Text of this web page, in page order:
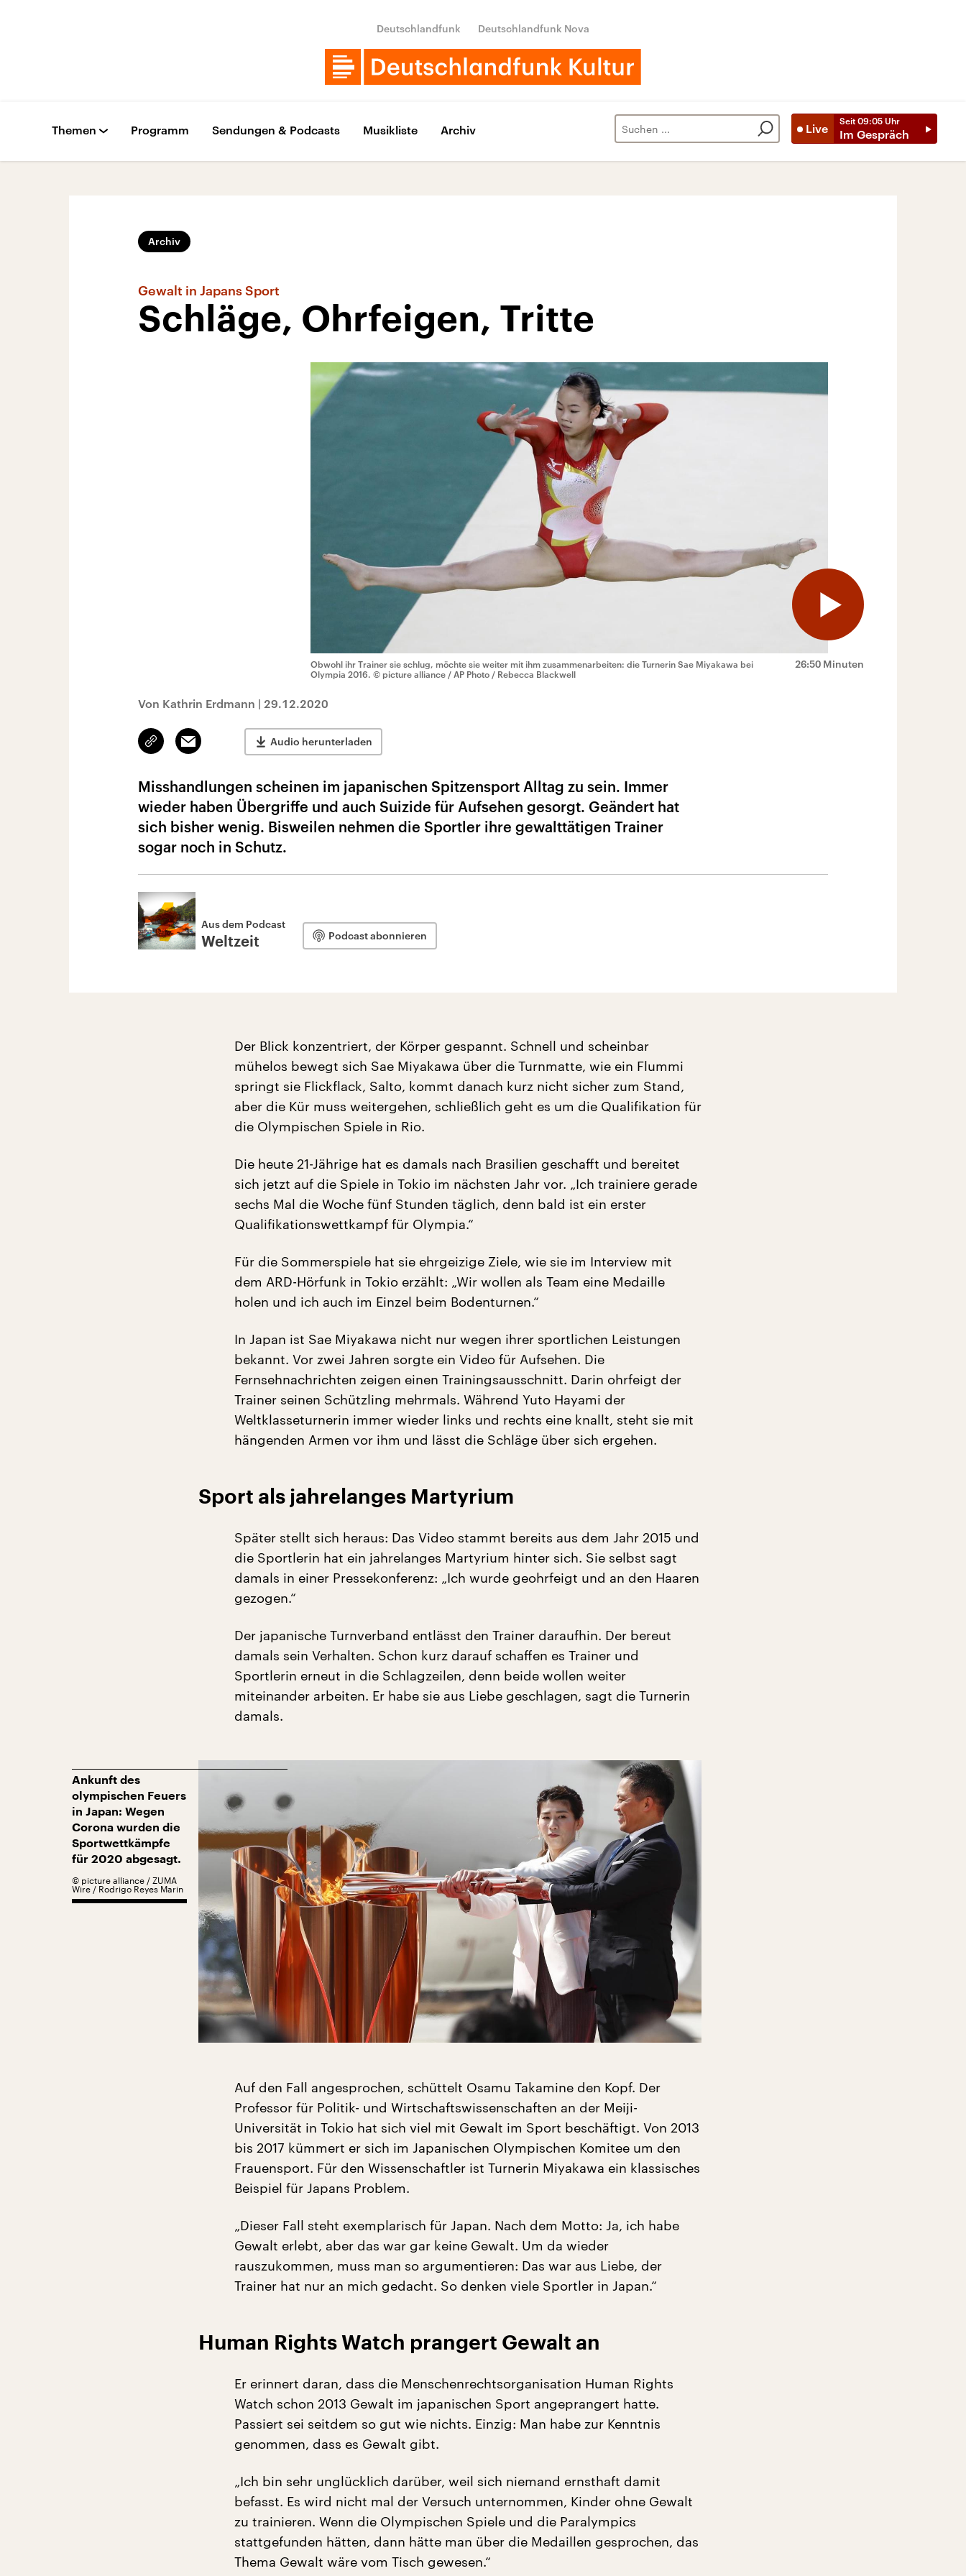
Deutschlandfunk Deutschlandfunk Nova
Live
Seit 09:05 Uhr
Im Gespräch
Themen Programm Sendungen & Podcasts Musikliste Archiv
Archiv
Gewalt in Japans Sport
Schläge, Ohrfeigen, Tritte
26:50 Minuten
Obwohl ihr Trainer sie schlug, möchte sie weiter mit ihm zusammenarbeiten: die Turnerin Sae Miyakawa bei
Olympia 2016. © picture alliance / AP Photo / Rebecca Blackwell
Von Kathrin Erdmann | 29.12.2020
Link
kopieren/teilen
Email Audio herunterladen
Misshandlungen scheinen im japanischen Spitzensport Alltag zu sein. Immer
wieder haben Übergriffe und auch Suizide für Aufsehen gesorgt. Geändert hat
sich bisher wenig. Bisweilen nehmen die Sportler ihre gewalttätigen Trainer
sogar noch in Schutz.
Aus dem Podcast
Weltzeit Podcast abonnieren
Der Blick konzentriert, der Körper gespannt. Schnell und scheinbar
mühelos bewegt sich Sae Miyakawa über die Turnmatte, wie ein Flummi
springt sie Flickflack, Salto, kommt danach kurz nicht sicher zum Stand,
aber die Kür muss weitergehen, schließlich geht es um die Qualifikation für
die Olympischen Spiele in Rio.
Die heute 21-Jährige hat es damals nach Brasilien geschafft und bereitet
sich jetzt auf die Spiele in Tokio im nächsten Jahr vor. „Ich trainiere gerade
sechs Mal die Woche fünf Stunden täglich, denn bald ist ein erster
Qualifikationswettkampf für Olympia.“
Für die Sommerspiele hat sie ehrgeizige Ziele, wie sie im Interview mit
dem ARD-Hörfunk in Tokio erzählt: „Wir wollen als Team eine Medaille
holen und ich auch im Einzel beim Bodenturnen.“
In Japan ist Sae Miyakawa nicht nur wegen ihrer sportlichen Leistungen
bekannt. Vor zwei Jahren sorgte ein Video für Aufsehen. Die
Fernsehnachrichten zeigen einen Trainingsausschnitt. Darin ohrfeigt der
Trainer seinen Schützling mehrmals. Während Yuto Hayami der
Weltklasseturnerin immer wieder links und rechts eine knallt, steht sie mit
hängenden Armen vor ihm und lässt die Schläge über sich ergehen.
Sport als jahrelanges Martyrium
Später stellt sich heraus: Das Video stammt bereits aus dem Jahr 2015 und
die Sportlerin hat ein jahrelanges Martyrium hinter sich. Sie selbst sagt
damals in einer Pressekonferenz: „Ich wurde geohrfeigt und an den Haaren
gezogen.“
Der japanische Turnverband entlässt den Trainer daraufhin. Der bereut
damals sein Verhalten. Schon kurz darauf schaffen es Trainer und
Sportlerin erneut in die Schlagzeilen, denn beide wollen weiter
miteinander arbeiten. Er habe sie aus Liebe geschlagen, sagt die Turnerin
damals.
Ankunft des
olympischen Feuers
in Japan: Wegen
Corona wurden die
Sportwettkämpfe
für 2020 abgesagt.
© picture alliance / ZUMA
Wire / Rodrigo Reyes Marin
Auf den Fall angesprochen, schüttelt Osamu Takamine den Kopf. Der
Professor für Politik- und Wirtschaftswissenschaften an der Meiji-
Universität in Tokio hat sich viel mit Gewalt im Sport beschäftigt. Von 2013
bis 2017 kümmert er sich im Japanischen Olympischen Komitee um den
Frauensport. Für den Wissenschaftler ist Turnerin Miyakawa ein klassisches
Beispiel für Japans Problem.
„Dieser Fall steht exemplarisch für Japan. Nach dem Motto: Ja, ich habe
Gewalt erlebt, aber das war gar keine Gewalt. Um da wieder
rauszukommen, muss man so argumentieren: Das war aus Liebe, der
Trainer hat nur an mich gedacht. So denken viele Sportler in Japan.“
Human Rights Watch prangert Gewalt an
Er erinnert daran, dass die Menschenrechtsorganisation Human Rights
Watch schon 2013 Gewalt im japanischen Sport angeprangert hatte.
Passiert sei seitdem so gut wie nichts. Einzig: Man habe zur Kenntnis
genommen, dass es Gewalt gibt.
„Ich bin sehr unglücklich darüber, weil sich niemand ernsthaft damit
befasst. Es wird nicht mal der Versuch unternommen, Kinder ohne Gewalt
zu trainieren. Wenn die Olympischen Spiele und die Paralympics
stattgefunden hätten, dann hätte man über die Medaillen gesprochen, das
Thema Gewalt wäre vom Tisch gewesen.“